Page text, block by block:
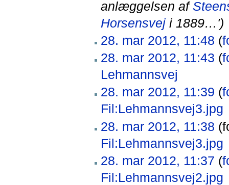
anlæggelsen af
Horsensvej i 1889…')
28. mar 2012, 11:48 (
28. mar 2012, 11:43 (
Lehmannsvej
28. mar 2012, 11:39 (
Fil:Lehmannsvej3.jpg
28. mar 2012, 11:38
Fil:Lehmannsvej3.jpg
28. mar 2012, 11:37 (
Fil:Lehmannsvej2.jpg